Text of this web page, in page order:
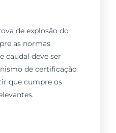
de explosão do
as normas
caudal deve ser
de certificação
que cumpre os